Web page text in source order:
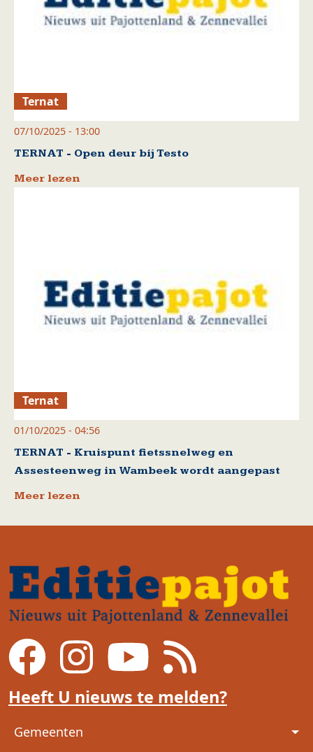
Ternat
07/10/2025 - 13:00
TERNAT - Open deur bij Testo
Meer lezen
Ternat
01/10/2025 - 04:56
TERNAT - Kruispunt fietssnelweg en
Assesteenweg in Wambeek wordt aangepast
Meer lezen
Heeft U nieuws te melden?
Voet
Gemeenten